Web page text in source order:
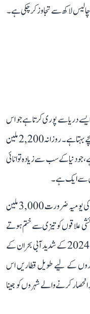
لاکھ سے تجاوز کر چکی ہے۔
دریا سے پوری کرتا ہے جو اس
سے تقریباً 100 کلومیٹر دور اور تقریباً 500 میٹر نیچے بہتا ہے۔ روزانہ 2,200 ملین
جو دنیا کے سب سے زیادہ توانائی
سے ایک ہے۔
اس کے باوجود یہ مقدار ناکافی ثابت ہو رہی ہے۔ شہر کی یومیہ ضرورت 3,000 ملین
علاقوں کو تیزی سے ختم ہوتے
زیرزمین پانی اور نجی ٹینکر مافیا پر انحصار کرنا پڑ رہا ہے۔ 2024 کے شدید آبی بحران کے
کے لیے طویل قطاریں اس
کرنے والے شہروں کو جینا